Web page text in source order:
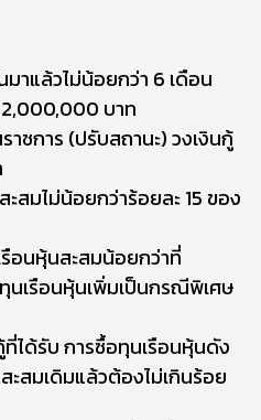
าแล้วไม่น้อยกว่า 6 เดือน
2,000,000 บาท
าร (ปรับสถานะ) วงเงินกู้
ไม่น้อยกว่าร้อยละ 15 ของ
หุ้นสะสมน้อยกว่าที่
เรือนหุ้นเพิ่มเป็นกรณีพิเศษ
ด้รับ การซื้อทุนเรือนหุ้นดัง
ะสมเดิมแล้วต้องไม่เกินร้อย